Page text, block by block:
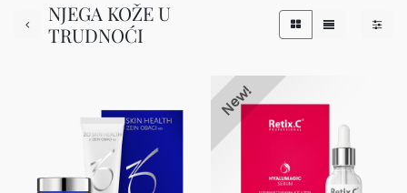
NJEGA KOŽE U
TRUDNOĆI
New!